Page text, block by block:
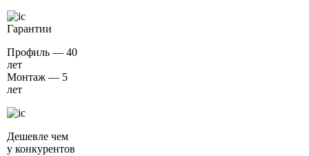
Гарантии
Профиль — 40
лет
Монтаж — 5
лет
Дешевле чем
у конкурентов